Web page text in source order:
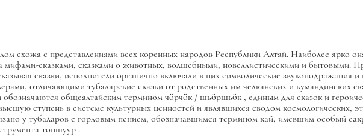
схожа с представлениями всех коренных народов Республики Алтай. Наиболее ярко
мифами-сказками, сказками о животных, волшебными, новеллистическими и бытовыми.
сказки, исполнители органично включали в них символические звукоподражания
отличающими тубаларские сказки от родственных им челканских и кумандинских
обозначаются общеалтайским термином чöрчöк / шьöршьöк , единым для сказок и
ступень в системе культурных ценностей и являвшихся сводом космологических,
у тубаларов с горловым пением, обозначавшимся термином кай, имевшим особый
топшуур .